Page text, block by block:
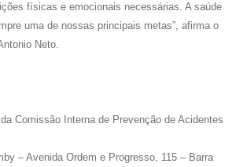
físicas e emocionais necessárias. A saúde
uma de nossas principais metas”, afirma o
Neto.
Comissão Interna de Prevenção de Acidentes
– Avenida Ordem e Progresso, 115 – Barra